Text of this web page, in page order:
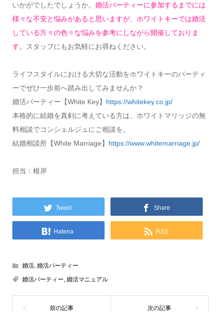
いかがでしたでしょうか。 婚活パーティーに参加するまでには
様々な不安と悩みがあると思いますが、ホワイトキーでは婚活
している方々の色々な悩みを参考にしながら開催しておりま
す。
スタッフにもお気軽にお尋ねください。
ライフスタイルにおける大切な活動をホワイトキーのパーティ
ーでぜひ一歩前へ踏み出してみませんか？
婚活パーティー【White Key】 https://whitekey.co.jp/
本格的に結婚を真剣に考えている方は、ホワイトマリッジの無
料相談でコンシェルジュにご相談を。
結婚相談所【White Marriage】 https://www.whitemarriage.jp/
担当：根岸
Tweet Share
Hatena RSS
婚活, 婚活パーティー
婚活パーティー, 婚活マニュアル